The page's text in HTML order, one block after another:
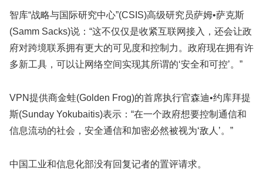
智库“战略与国际研究中心”(CSIS)高级研究员萨姆•萨克斯
(Samm Sacks)说：“这不仅仅是收紧互联网接入，还会让政
府对跨境联系拥有更大的可见度和控制力。政府现在拥有许
多新工具，可以让网络空间实现其所谓的‘安全和可控’。”
VPN提供商金蛙(Golden Frog)的首席执行官森迪•约库拜提
斯(Sunday Yokubaitis)表示：“在一个政府想要控制通信和
信息流动的社会，安全通信和加密必然被视为‘敌人’。”
中国工业和信息化部没有回复记者的置评请求。